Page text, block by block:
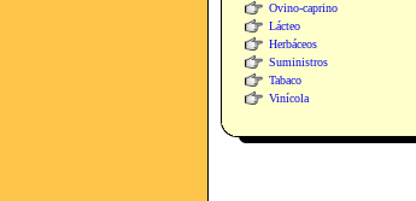
Ovino-caprino
Lácteo
Herbáceos
Suministros
Tabaco
Vinícola